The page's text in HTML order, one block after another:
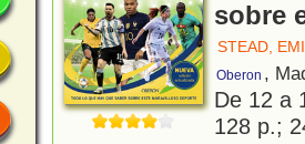
sobre
STEAD,
Oberon ,
De 12 a
128 p.;